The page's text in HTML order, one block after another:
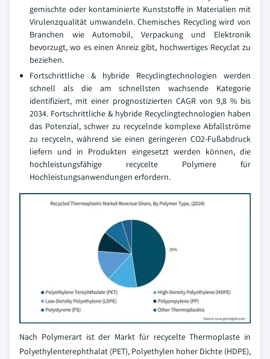
gemischte oder kontaminierte Kunststoffe in Materialien mit
Virulenzqualität umwandeln. Chemisches Recycling wird von
Branchen wie Automobil, Verpackung und Elektronik
bevorzugt, wo es einen Anreiz gibt, hochwertiges Recyclat zu
beziehen.
Fortschrittliche & hybride Recyclingtechnologien werden
schnell als die am schnellsten wachsende Kategorie
identifiziert, mit einer prognostizierten CAGR von 9,8 % bis
2034. Fortschrittliche & hybride Recyclingtechnologien haben
das Potenzial, schwer zu recycelnde komplexe Abfallströme
zu recyceln, während sie einen geringeren CO2-Fußabdruck
liefern und in Produkten eingesetzt werden können, die
hochleistungsfähige recycelte Polymere für
Hochleistungsanwendungen erfordern.
Nach Polymerart ist der Markt für recycelte Thermoplaste in
Polyethylenterephthalat (PET), Polyethylen hoher Dichte (HDPE),